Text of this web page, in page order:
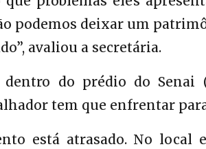
podemos deixar um
avaliou a secretária.
do prédio do Senai
tem que enfrentar
está atrasado. No local